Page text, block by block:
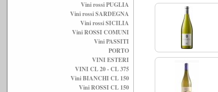
Vini rossi PUGLIA
Vini rossi SARDEGNA
Vini rossi SICILIA
Vini ROSSI COMUNI
Vini PASSITI
PORTO
VINI ESTERI
VINI CL 20 - CL 375
Vini BIANCHI CL 150
Vini ROSSI CL 150